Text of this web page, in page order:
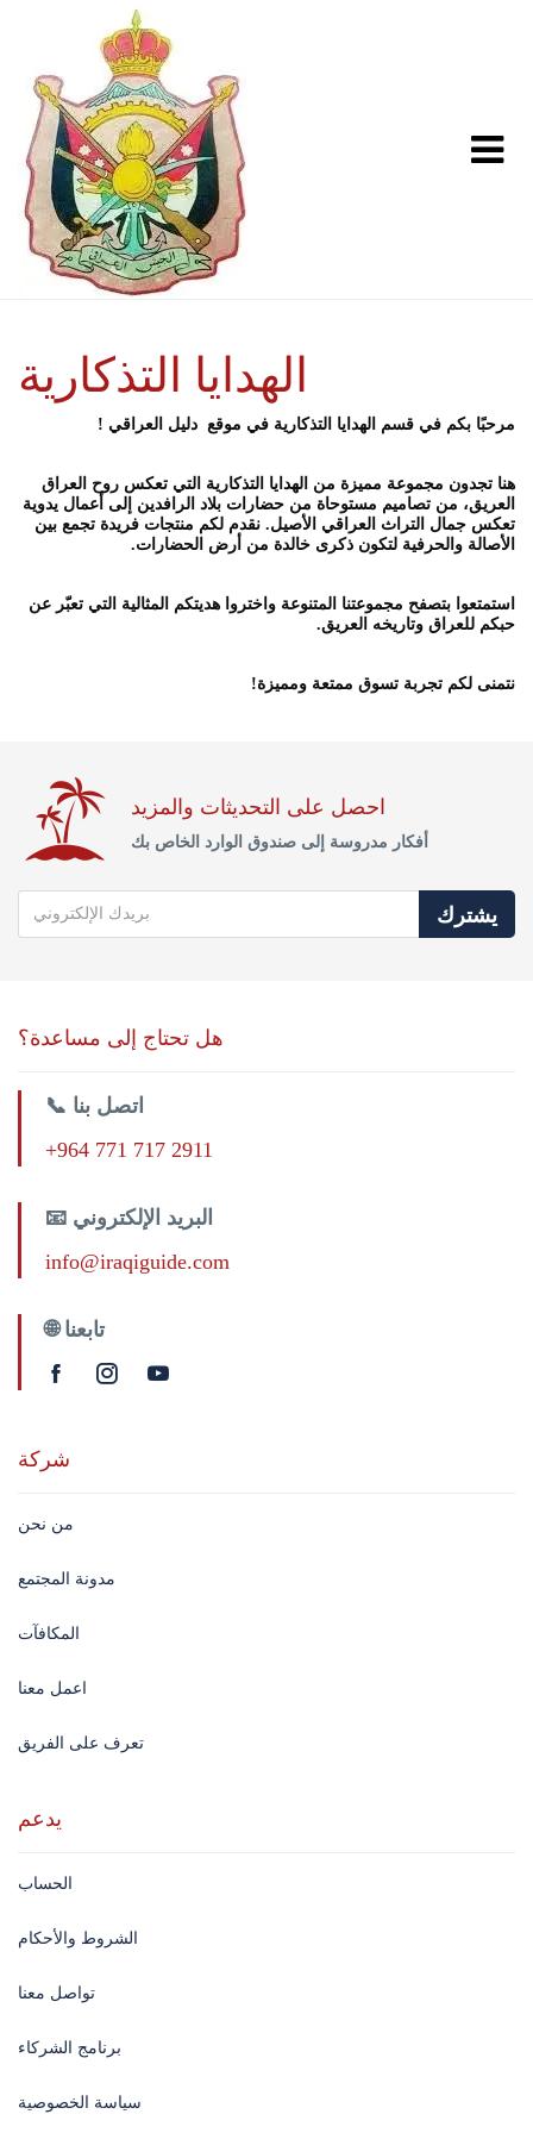
الهدايا التذكارية
مرحبًا بكم في قسم الهدايا التذكارية في موقع دليل العراقي !
هنا تجدون مجموعة مميزة من الهدايا التذكارية التي تعكس روح العراق
العريق، من تصاميم مستوحاة من حضارات بلاد الرافدين إلى أعمال يدوية
تعكس جمال التراث العراقي الأصيل. نقدم لكم منتجات فريدة تجمع بين
الأصالة والحرفية لتكون ذكرى خالدة من أرض الحضارات.
استمتعوا بتصفح مجموعتنا المتنوعة واختروا هديتكم المثالية التي تعبّر عن
حبكم للعراق وتاريخه العريق.
نتمنى لكم تجربة تسوق ممتعة ومميزة!
احصل على التحديثات والمزيد
أفكار مدروسة إلى صندوق الوارد الخاص بك
يشترك
هل تحتاج إلى مساعدة؟
📞 اتصل بنا
+964 771 717 2911
📧 البريد الإلكتروني
info@iraqiguide.com
🌐 تابعنا
شركة
من نحن
مدونة المجتمع
المكافآت
اعمل معنا
تعرف على الفريق
يدعم
الحساب
الشروط والأحكام
تواصل معنا
برنامج الشركاء
سياسة الخصوصية